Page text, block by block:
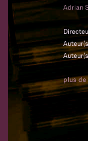
Adrian
plus de